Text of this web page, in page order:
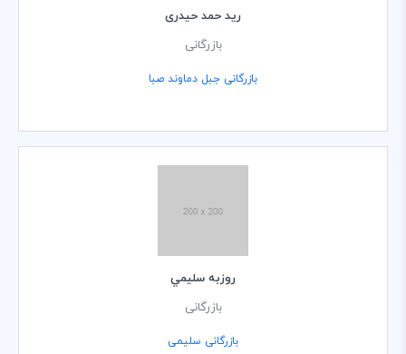
رید حمد حیدری
بازرگانی
بازرگانی جبل دماوند صبا
روزبه سليمي
بازرگانی
بازرگانی سلیمی